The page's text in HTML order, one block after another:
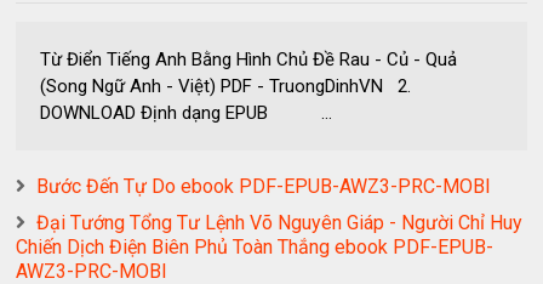
Từ Điển Tiếng Anh Bằng Hình Chủ Đề Rau - Củ - Quả
(Song Ngữ Anh - Việt) PDF - TruongDinhVN 2.
DOWNLOAD Định dạng EPUB ...
Bước Đến Tự Do ebook PDF-EPUB-AWZ3-PRC-MOBI
Đại Tướng Tổng Tư Lệnh Võ Nguyên Giáp - Người Chỉ Huy
Chiến Dịch Điện Biên Phủ Toàn Thắng ebook PDF-EPUB-
AWZ3-PRC-MOBI